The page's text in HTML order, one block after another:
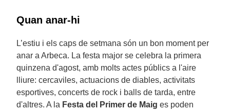
Quan anar-hi
L’estiu i els caps de setmana són un bon moment per
anar a Arbeca. La festa major se celebra la primera
quinzena d'agost, amb molts actes públics a l'aire
lliure: cercaviles, actuacions de diables, activitats
esportives, concerts de rock i balls de tarda, entre
d'altres. A la Festa del Primer de Maig es poden